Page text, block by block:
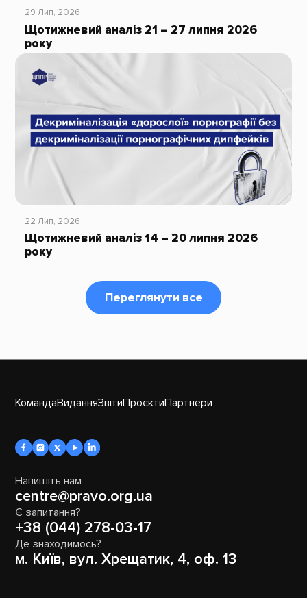
29 Лип, 2026
Щотижневий аналіз 21 – 27 липня 2026
року
22 Лип, 2026
Щотижневий аналіз 14 – 20 липня 2026
року
Переглянути все
КомандаВиданняЗвітиПроєктиПартнери
Напишіть нам
centre@pravo.org.ua
Є запитання?
+38 (044) 278-03-17
Де знаходимось?
м. Київ, вул. Хрещатик, 4, оф. 13